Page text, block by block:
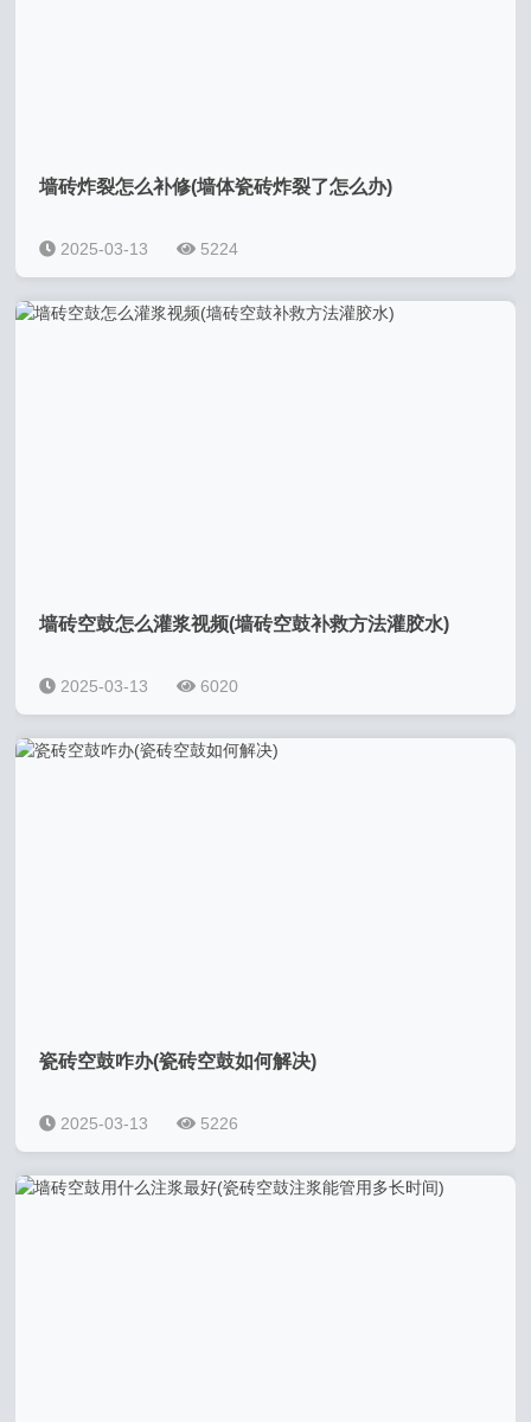
墙砖炸裂怎么补修(墙体瓷砖炸裂了怎么办)
2025-03-13 5224
墙砖空鼓怎么灌浆视频(墙砖空鼓补救方法灌胶水)
2025-03-13 6020
瓷砖空鼓咋办(瓷砖空鼓如何解决)
2025-03-13 5226